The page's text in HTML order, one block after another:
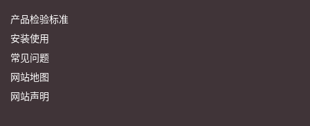
产品检验标准
安装使用
常见问题
网站地图
网站声明